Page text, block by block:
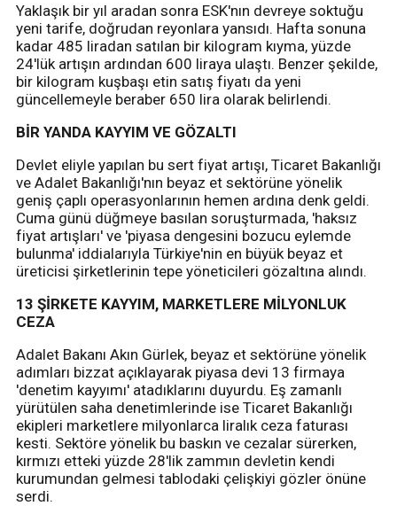
Yaklaşık bir yıl aradan sonra ESK'nın devreye soktuğu
yeni tarife, doğrudan reyonlara yansıdı. Hafta sonuna
kadar 485 liradan satılan bir kilogram kıyma, yüzde
24'lük artışın ardından 600 liraya ulaştı. Benzer şekilde,
bir kilogram kuşbaşı etin satış fiyatı da yeni
güncellemeyle beraber 650 lira olarak belirlendi.
BİR YANDA KAYYIM VE GÖZALTI
Devlet eliyle yapılan bu sert fiyat artışı, Ticaret Bakanlığı
ve Adalet Bakanlığı'nın beyaz et sektörüne yönelik
geniş çaplı operasyonlarının hemen ardına denk geldi.
Cuma günü düğmeye basılan soruşturmada, 'haksız
fiyat artışları' ve 'piyasa dengesini bozucu eylemde
bulunma' iddialarıyla Türkiye'nin en büyük beyaz et
üreticisi şirketlerinin tepe yöneticileri gözaltına alındı.
13 ŞİRKETE KAYYIM, MARKETLERE MİLYONLUK
CEZA
Adalet Bakanı Akın Gürlek, beyaz et sektörüne yönelik
adımları bizzat açıklayarak piyasa devi 13 firmaya
'denetim kayyımı' atadıklarını duyurdu. Eş zamanlı
yürütülen saha denetimlerinde ise Ticaret Bakanlığı
ekipleri marketlere milyonlarca liralık ceza faturası
kesti. Sektöre yönelik bu baskın ve cezalar sürerken,
kırmızı etteki yüzde 28'lik zammın devletin kendi
kurumundan gelmesi tablodaki çelişkiyi gözler önüne
serdi.